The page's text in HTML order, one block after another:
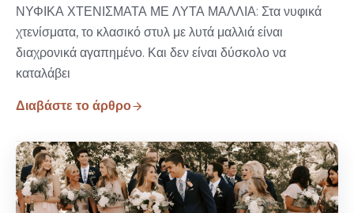
ΝΥΦΙΚΑ ΧΤΕΝΙΣΜΑΤΑ ΜΕ ΛΥΤΑ ΜΑΛΛΙΑ: Στα νυφικά
χτενίσματα, το κλασικό στυλ με λυτά μαλλιά είναι
διαχρονικά αγαπημένο. Και δεν είναι δύσκολο να
καταλάβει
Διαβάστε το άρθρο